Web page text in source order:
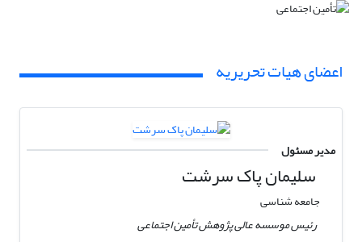
اعضای هیات تحریریه
مدیر مسئول
سلیمان پاک سرشت
جامعه شناسی
رئیس موسسه عالی پژوهش تأمین اجتماعی